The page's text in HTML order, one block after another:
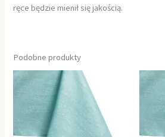
ręce będzie mienił się jakością.
Podobne produkty